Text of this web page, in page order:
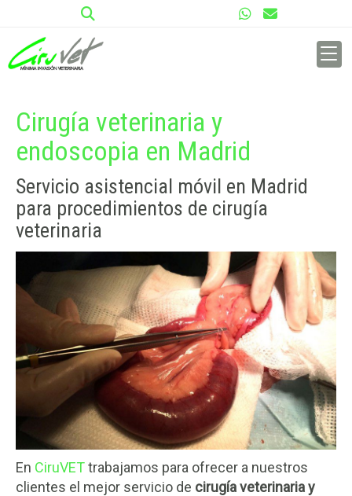
Cirugía veterinaria y
endoscopia en Madrid
Servicio asistencial móvil en Madrid
para procedimientos de cirugía
veterinaria
En CiruVETtrabajamos para ofrecer a nuestros
clientes el mejor servicio de cirugía veterinaria y